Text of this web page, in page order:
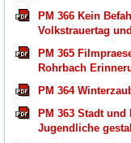
PM 366 Kein
Volkstrauertag
PM 365
Rohrbach
PM 364
PM 363 Stadt
Jugendliche